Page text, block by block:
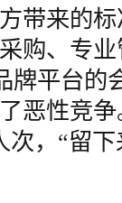
带来的
购、专业
牌平台的
恶性竞
次，“留